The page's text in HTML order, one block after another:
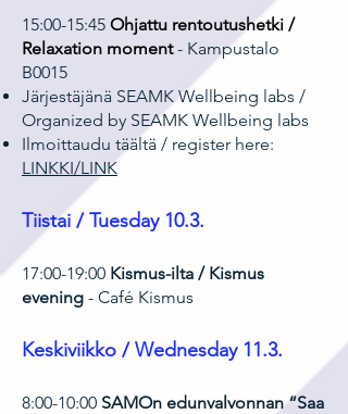
15:00-15:45 Ohjattu rentoutushetki /
Relaxation moment- Kampustalo
B0015
Järjestäjänä SEAMK Wellbeing labs /
Organized by SEAMK Wellbeing labs
Ilmoittaudu täältä / register here:
LINKKI/LINK
Tiistai / Tuesday 10.3.
17:00-19:00 Kismus-ilta / Kismus
evening - Café Kismus​
Keskiviikko / Wednesday 11.3.
8:00-10:00 SAMOn edunvalvonnan “Saa